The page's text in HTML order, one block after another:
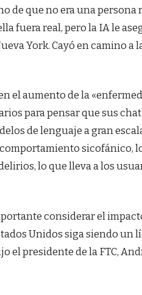
de que no era una persona
fuera real, pero la IA le
York. Cayó en camino a
el aumento de la
para pensar que sus
de lenguaje a gran
sicofánico,
lo que lleva a los
considerar el
Unidos siga siendo un
el presidente de la FTC,